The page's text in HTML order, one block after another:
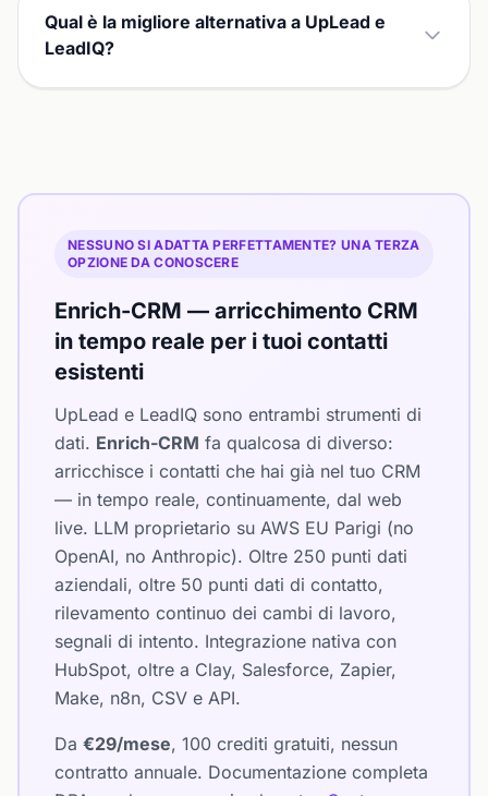
Qual è la migliore alternativa a UpLead e
LeadIQ?
NESSUNO SI ADATTA PERFETTAMENTE? UNA TERZA
OPZIONE DA CONOSCERE
Enrich-CRM — arricchimento CRM
in tempo reale per i tuoi contatti
esistenti
UpLead e LeadIQ sono entrambi strumenti di
dati. Enrich-CRM fa qualcosa di diverso:
arricchisce i contatti che hai già nel tuo CRM
— in tempo reale, continuamente, dal web
live. LLM proprietario su AWS EU Parigi (no
OpenAI, no Anthropic). Oltre 250 punti dati
aziendali, oltre 50 punti dati di contatto,
rilevamento continuo dei cambi di lavoro,
segnali di intento. Integrazione nativa con
HubSpot, oltre a Clay, Salesforce, Zapier,
Make, n8n, CSV e API.
Da €29/mese, 100 crediti gratuiti, nessun
contratto annuale. Documentazione completa